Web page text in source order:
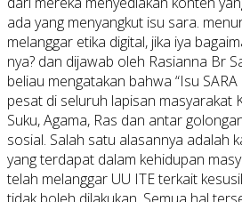
ada yang menyangkut isu sara.
melanggar etika digital, jika iya
nya? dan dijawab oleh Rasianna Br
beliau mengatakan bahwa “Isu
pesat di seluruh lapisan masyarakat
Suku, Agama, Ras dan antar
sosial. Salah satu alasannya adalah
yang terdapat dalam kehidupan
telah melanggar UU ITE terkait